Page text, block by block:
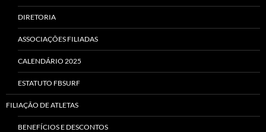
DIRETORIA
ASSOCIAÇÕES FILIADAS
CALENDÁRIO 2025
ESTATUTO FBSURF
FILIAÇÃO DE ATLETAS
BENEFÍCIOS E DESCONTOS